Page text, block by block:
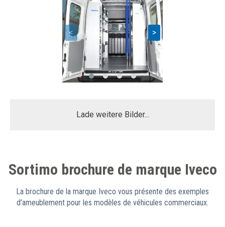
< >
Lade weitere Bilder...
Sortimo brochure de marque Iveco
La brochure de la marque Iveco vous présente des exemples
d'ameublement pour les modèles de véhicules commerciaux.